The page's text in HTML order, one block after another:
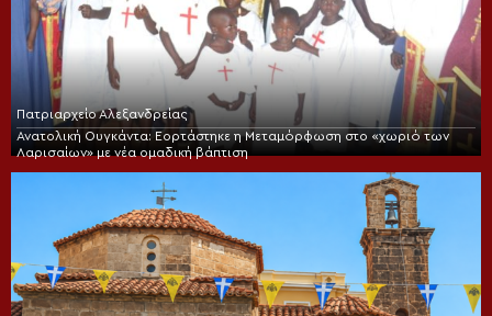
Πατριαρχείο Αλεξανδρείας
Ανατολική Ουγκάντα: Εορτάστηκε η Μεταμόρφωση στο «χωριό των
Λαρισαίων» με νέα ομαδική βάπτιση